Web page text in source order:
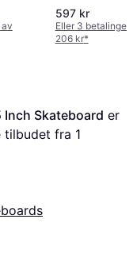
597 kr
Eller 3 betalinger
206 kr*
Inch Skateboard
fra 1